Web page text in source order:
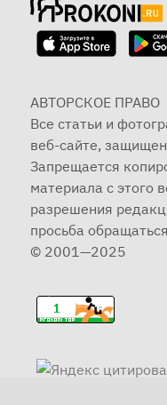
АВТОРСКОЕ ПРАВО
Все статьи и
веб-сайте,
Запрещается
материала с этого
разрешения
просьба
© 2001—2025